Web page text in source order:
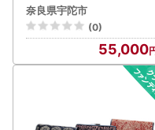
奈良県宇陀市
(0)
55,000